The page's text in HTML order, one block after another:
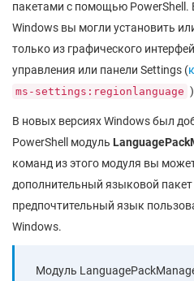
пакетами с помощью PowerShell.
Windows вы могли установить
только из графического
управления или панели Settings (
ms-settings:regionlanguage
В новых версиях Windows был
PowerShell модуль
команд из этого модуля вы
дополнительный языковой пакет
предпочтительный язык
Windows.
Модуль